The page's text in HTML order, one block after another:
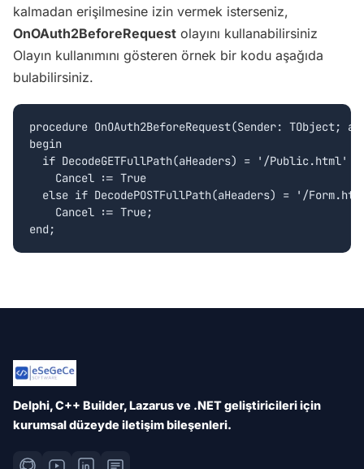
kalmadan erişilmesine izin vermek isterseniz,
OnOAuth2BeforeRequest olayını kullanabilirsiniz
Olayın kullanımını gösteren örnek bir kodu aşağıda
bulabilirsiniz.
procedure OnOAuth2BeforeRequest(Sender:
begin
if DecodeGETFullPath(aHeaders) = '/Public.html'
    Cancel := True
else if DecodePOSTFullPath(aHeaders) = '/
    Cancel := True;
Delphi, C++ Builder, Lazarus ve .NET geliştiricileri için
kurumsal düzeyde iletişim bileşenleri.